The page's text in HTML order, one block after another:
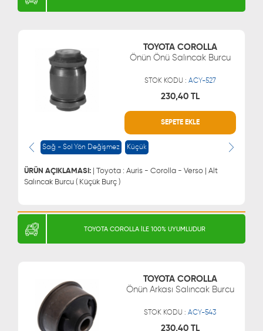
TOYOTA COROLLA
Önün Önü Salıncak Burcu
STOK KODU : ACY-527
230,40 TL
SEPETE EKLE
Sağ - Sol Yön Değişmez Küçük
ÜRÜN AÇIKLAMASI: | Toyota : Auris - Corolla - Verso | Alt
Salıncak Burcu ( Küçük Burç )
0543 329 21 66
0543 329 21 55
MÜŞTERİ HİZMETLERİ
TOYOTA COROLLA İLE 100% UYUMLUDUR
TOYOTA COROLLA
Önün Arkası Salıncak Burcu
STOK KODU :ACY-543
230,40 TL